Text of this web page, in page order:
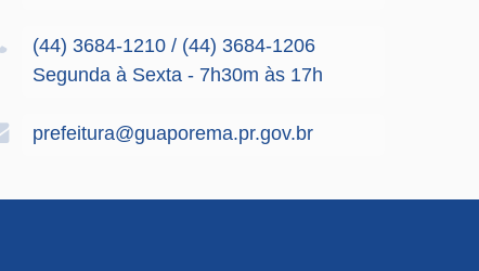
(44) 3684-1210 / (44) 3684-1206
Segunda à Sexta - 7h30m às 17h
prefeitura@guaporema.pr.gov.br